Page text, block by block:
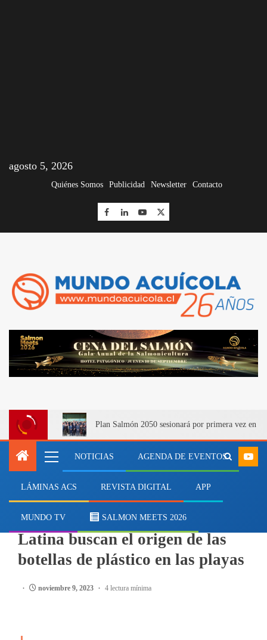
agosto 5, 2026
Quiénes Somos Publicidad Newsletter Contacto
Plan Salmón 2050 sesionará por primera vez en
NOTICIAS AGENDA DE EVENTOS
LÁMINAS ACS REVISTA DIGITAL APP
MUNDO TV SALMON MEETS 2026
Voluntariados de América
Latina buscan el origen de las
botellas de plástico en las playas
noviembre 9, 2023 4 lectura mínima